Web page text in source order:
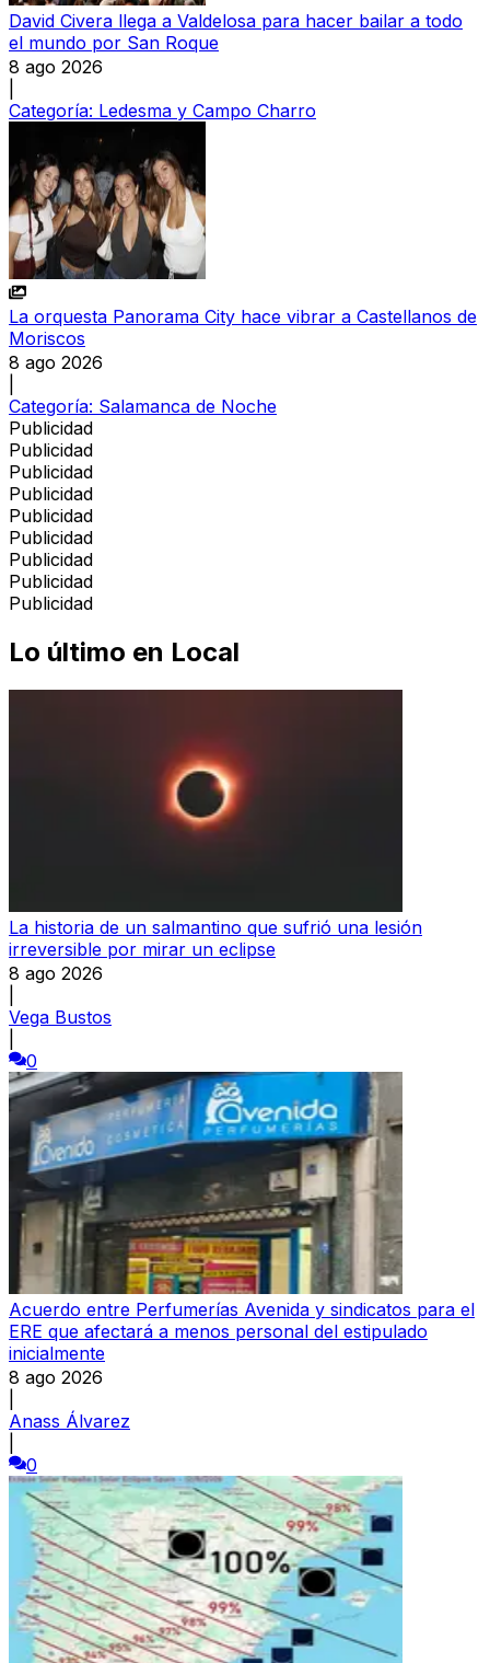
David Civera llega a Valdelosa para hacer bailar a todo
el mundo por San Roque
8 ago 2026
Categoría: Ledesma y Campo Charro
La orquesta Panorama City hace vibrar a Castellanos de
Moriscos
8 ago 2026
Categoría: Salamanca de Noche
Publicidad
Publicidad
Publicidad
Publicidad
Publicidad
Publicidad
Publicidad
Publicidad
Publicidad
Lo último en Local
La historia de un salmantino que sufrió una lesión
irreversible por mirar un eclipse
8 ago 2026
Vega Bustos
0
Acuerdo entre Perfumerías Avenida y sindicatos para el
ERE que afectará a menos personal del estipulado
inicialmente
8 ago 2026
Anass Álvarez
0